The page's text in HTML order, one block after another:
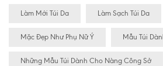
Làm Mới Túi Da Làm Sạch Túi Da
Mặc Đẹp Như Phụ Nữ Ý Mẫu Túi
Những Mẫu Túi Dành Cho Nàng Công Sở